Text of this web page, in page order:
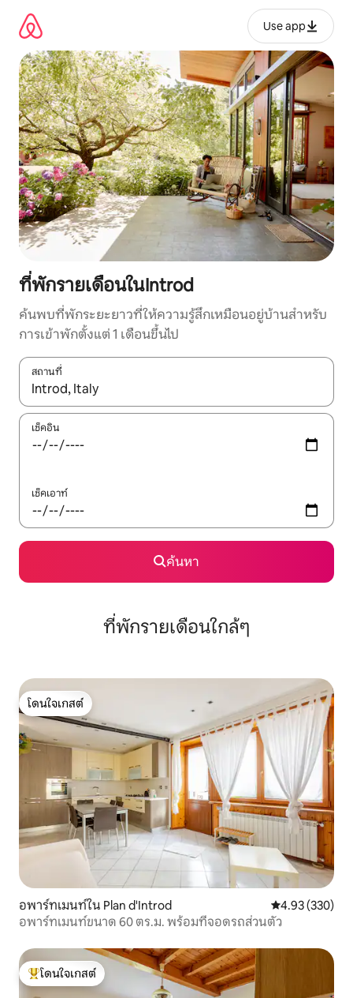
เนื้อหา
Use app
ที่พักรายเดือนในIntrod
ค้นพบที่พักระยะยาวที่ให้ความรู้สึกเหมือนอยู่บ้านสำหรับ
การเข้าพักตั้งแต่ 1 เดือนขึ้นไป
สถานที่
ใช้ลูกศรขึ้นลง หรือใช้การสัมผัสหรือปัด เพื่อสำรวจผลการค้นหา
เช็คอิน
เช็คเอาท์
ค้นหา
ที่พักรายเดือนใกล้ๆ
โดนใจเกสต์
โดนใจเกสต์
อพาร์ทเมนท์ใน Plan d'Introd คะแนนเฉลี่ย
4.93 (330)
อพาร์ทเมนท์ขนาด 60 ตร.ม. พร้อมที่จอดรถส่วนตัว
โดนใจเกสต์ที่สุด
โดนใจเกสต์